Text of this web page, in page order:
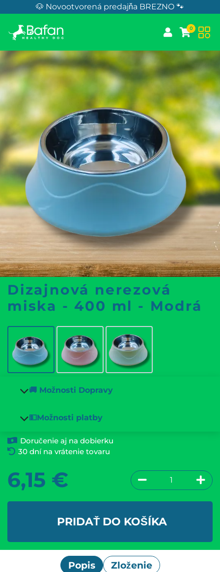
Skip to Content🐶 Novootvorená predajňa BREZNO 🐾
0
Dizajnová nerezová
miska - 400 ml - Modrá
🚚 Možnosti Dopravy
💵Možnosti platby
Doručenie aj na dobierku
30 dní na vrátenie tovaru
6,15 €
PRIDAŤ DO KOŠÍKA
Popis Zloženie